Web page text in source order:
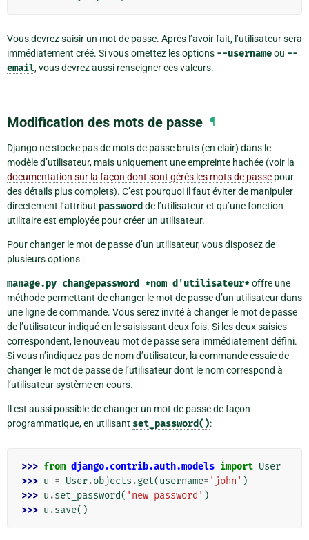
Vous devrez saisir un mot de passe. Après l’avoir fait, l’utilisateur sera
immédiatement créé. Si vous omettez les options --usernameou --
email, vous devrez aussi renseigner ces valeurs.
Modification des mots de passe ¶
Django ne stocke pas de mots de passe bruts (en clair) dans le
modèle d’utilisateur, mais uniquement une empreinte hachée (voir la
documentation sur la façon dont sont gérés les mots de passe pour
des détails plus complets). C’est pourquoi il faut éviter de manipuler
directement l’attribut password de l’utilisateur et qu’une fonction
utilitaire est employée pour créer un utilisateur.
Pour changer le mot de passe d’un utilisateur, vous disposez de
plusieurs options :
manage.py changepassword *nom d'utilisateur*offre une
méthode permettant de changer le mot de passe d’un utilisateur dans
une ligne de commande. Vous serez invité à changer le mot de passe
de l’utilisateur indiqué en le saisissant deux fois. Si les deux saisies
correspondent, le nouveau mot de passe sera immédiatement défini.
Si vous n’indiquez pas de nom d’utilisateur, la commande essaie de
changer le mot de passe de l’utilisateur dont le nom correspond à
l’utilisateur système en cours.
Il est aussi possible de changer un mot de passe de façon
programmatique, en utilisant set_password():
>>> from django.contrib.auth.models import User
>>> u = User.objects .get(username= 'john' )
>>> u .set_password( 'new password' )
>>> u .save()